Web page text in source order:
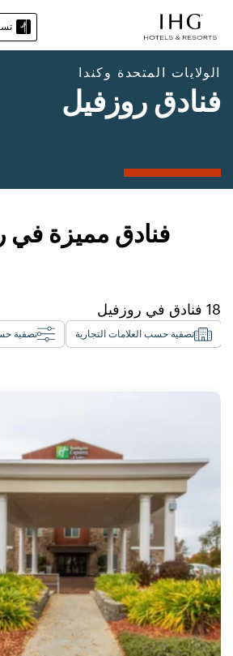
الولايات المتحدة وكندا
فنادق روزفيل
فنادق مميزة في
18 فنادق في روزفيل
تصفية حسب العلامات التجارية تصفية